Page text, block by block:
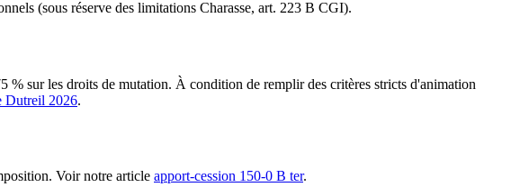
(sous réserve des limitations Charasse, art. 223 B CGI).
% sur les droits de mutation. À condition de remplir des critères stricts d'animation
Dutreil 2026.
Voir notre article apport-cession 150-0 B ter.